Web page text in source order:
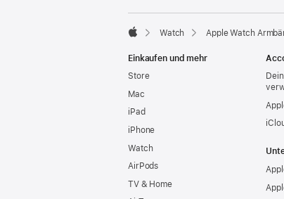
Watch Apple Watch
Einkaufen und mehr
Store
Mac
iPad
iPhone
Watch
AirPods
TV & Home